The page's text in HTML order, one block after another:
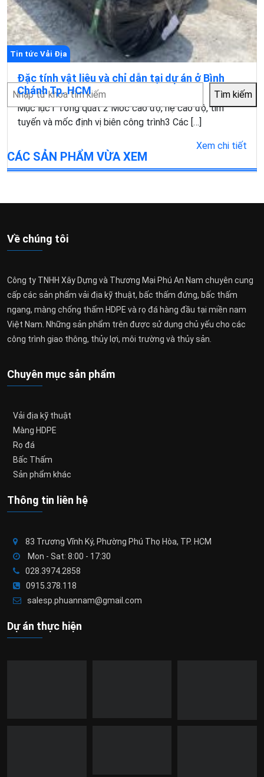
Tin tức Vải Địa
Đặc tính vật liêu và chỉ dẫn tại dự án ở Bình
Chánh Tp. HCM
Mục lục1 Tổng quát 2 Móc cao độ, hệ cao độ, tim
tuyến và mốc định vị biên công trình3 Các […]
Xem chi tiết
Tìm
kiếm
Tìm kiếm
CÁC SẢN PHẨM VỪA XEM
Về chúng tôi
Công ty TNHH Xây Dựng và Thương Mại Phú An Nam chuyên cung
cấp các sản phẩm vải địa kỹ thuật, bấc thấm đứng, bấc thấm
ngang, màng chống thấm HDPE và rọ đá hàng đầu tại miền nam
Việt Nam. Những sản phẩm trên được sử dụng chủ yếu cho các
công trình giao thông, thủy lợi, môi trường và thủy sản.
Chuyên mục sản phẩm
Vải địa kỹ thuật
Màng HDPE
Rọ đá
Bấc Thấm
Sản phẩm khác
Thông tin liên hệ
83 Trương Vĩnh Ký, Phường Phú Thọ Hòa, TP. HCM
Mon - Sat: 8:00 - 17:30
028.3974.2858
0915.378.118
salesp.phuannam@gmail.com
Dự án thực hiện